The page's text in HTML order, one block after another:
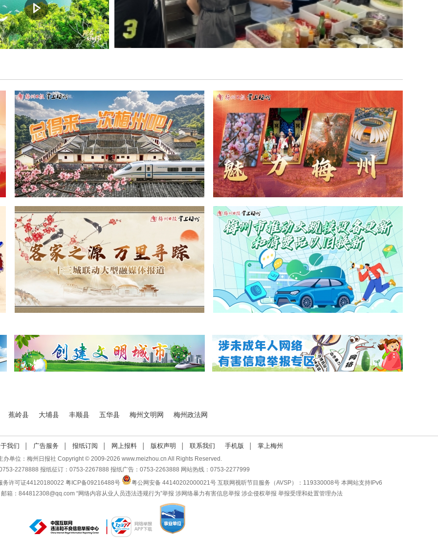
蕉岭县 大埔县 丰顺县 五华县 梅州文明网 梅州政法网
我们 广告服务 报纸订阅 网上报料 版权声明 联系我们 手机版 掌上梅州
办单位：梅州日报社 Copyright © 2009-2026 www.meizhou.cn All Rights Reserved.
2278888 报纸征订：0753-2267888 报纸广告：0753-2263888 网站热线：0753-2277999
务许可证44120180022 粤ICP备09216488号 粤公网安备 44140202000021号互联网视听节目服务（AVSP）：119330008号 本网站支持IPv6
箱：844812308@qq.com “网络内容从业人员违法违规行为”举报 涉网络暴力有害信息举报 涉企侵权举报 举报受理和处置管理办法